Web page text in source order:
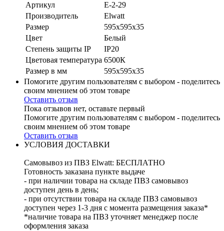
Артикул
E-2-29
Производитель
Elwatt
Размер
595х595х35
Цвет
Белый
Степень защиты IP
IP20
Цветовая температура 6500К
Размер в мм
595х595х35
Помогите другим пользователям с выбором - поделитесь
своим мнением об этом товаре
Оставить отзыв
Пока отзывов нет, оставьте первый
Помогите другим пользователям с выбором - поделитесь
своим мнением об этом товаре
Оставить отзыв
УСЛОВИЯ ДОСТАВКИ
Самовывоз из ПВЗ Elwatt: БЕСПЛАТНО
Готовность заказана пункте выдаче
- при наличии товара на складе ПВЗ самовывоз
доступен день в день;
- при отсутствии товара на складе ПВЗ самовывоз
доступен через 1-3 дня с момента размещения заказа*
*наличие товара на ПВЗ уточняет менеджер после
оформления заказа